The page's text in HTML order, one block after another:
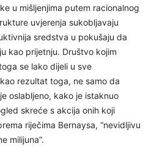
u mišljenjima putem racionalnog
uvjerenja sukobljavaju
sredstva u pokušaju da
kao prijetnju. Društvo kojim
se lako dijeli u sve
rezultat toga, ne samo da
oslabljeno, kako je istaknuo
skreće s akcija onih koji
riječima Bernaysa, “nevidljivu
milijuna”.